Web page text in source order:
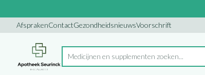
AfsprakenContactGezondheidsnieuwsVoorschrift
Product, merk, categorie...